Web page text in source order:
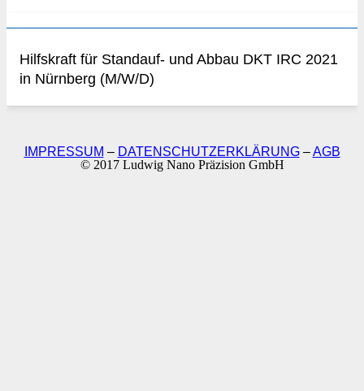
Hilfskraft für Standauf- und Abbau DKT IRC 2021
in Nürnberg (M/W/D)
IMPRESSUM – DATENSCHUTZERKLÄRUNG–AGB
© 2017 Ludwig Nano Präzision GmbH